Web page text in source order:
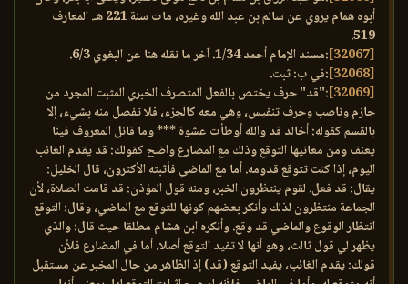
أبوه همام يروي عن سالم بن عبد الله وغيره، مات سنة 221 هـ. المعارف
519.
[32067]
:مسند الإمام أحمد 1/34. آخر ما نقله هنا عن البغوي 6/3.
[32068]
:في ب: ثبت.
[32069]
:"قد" حرف يختص بالفعل المتصرف الخبري المثبت المجرد من
جازم وناصب وحرف تنفيس، وهي معه كالجزء، فلا تفصل منه بشيء، إلا
بالقسم كقوله: أخالد قد والله أوطأت عشوة *** وما قائل المعروف فينا
يعنف ومن معانيها التوقع وذلك مع المضارع واضح كقولك: قد يقدم الغائب
اليوم، إذا كنت تتوقع قدومه. أما مع الماضي فأثبته الأكثرون، قال الخليل:
يقال: قد فعل. لقوم ينتظرون الخبر، ومنه قول المؤذن: قد قامت الصلاة، لأن
الجماعة منتظرون لذلك وأنكر بعضهم كونها للتوقع مع الماضي، وقال: التوقع
انتظار الوقوع والماضي قد وقع. وأنكره ابن هشام مطلقا حيث قال: والذي
يظهر لي قول ثالث، وهو أنها لا تفيد التوقع أصلا، أما في المضارع فلأن
قولك: يقدم الغائب، يفيد التوقع (قد) إذ الظاهر من حال المخبر عن مستقبل